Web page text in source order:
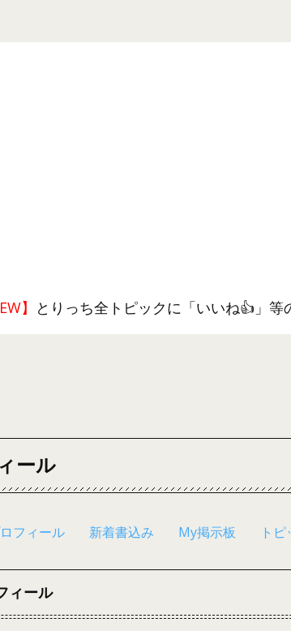
】 とりっち全トピックに「いいね👍」
ール
フィール 新着書込み My掲示板 ト
ィール